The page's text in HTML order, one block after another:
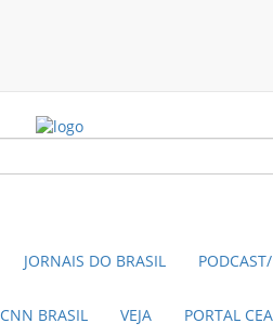
JORNAIS DO BRASIL
CNN BRASIL VEJA PORTAL